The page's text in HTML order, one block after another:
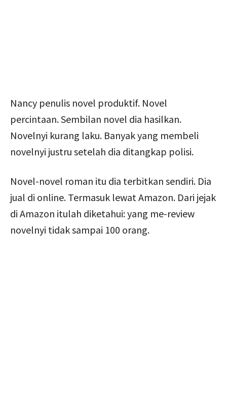
Nancy penulis novel produktif. Novel
percintaan. Sembilan novel dia hasilkan.
Novelnyi kurang laku. Banyak yang membeli
novelnyi justru setelah dia ditangkap polisi.
Novel-novel roman itu dia terbitkan sendiri. Dia
jual di online. Termasuk lewat Amazon. Dari jejak
di Amazon itulah diketahui: yang me-review
novelnyi tidak sampai 100 orang.